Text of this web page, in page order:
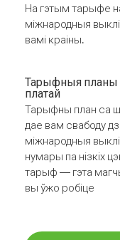
На гэтым тарыфе
міжнародныя
вамі краіны.
Тарыфныя планы
платай
Тарыфны план са
дае вам свабоду
міжнародныя
нумары па нізкіх
тарыф — гэта
вы ўжо робіце